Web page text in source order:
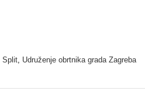
Split, Udruženje obrtnika grada Zagreba